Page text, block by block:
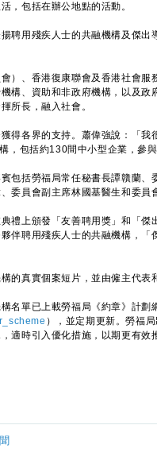
，包括在辦公地點的活動。
用殘疾人士的共融機構及傑出
、香港復康聯會及香港社會服
構、資助和非政府機構，以及
所長，融入社會。
各界的支持。蕭偉強說：「我
，包括約130間中小型企業，參與
括勞福局常任秘書長譚贛蘭、
委員會副主席林國基醫生和委員
上頒發「友善聘用獎」和「傑
伴聘用殘疾人士的共融機構，
真實個案短片，並由僱主代表
單已上載勞福局《約章》計劃
），並定期更新。勞福
適時引入優化措施，以期更有效